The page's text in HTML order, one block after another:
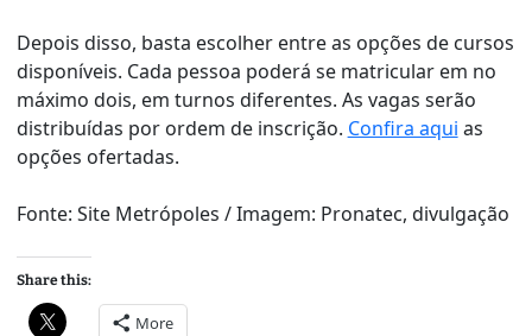
Depois disso, basta escolher entre as opções de cursos
disponíveis. Cada pessoa poderá se matricular em no
máximo dois, em turnos diferentes. As vagas serão
distribuídas por ordem de inscrição. Confira aqui as
opções ofertadas.
Fonte: Site Metrópoles / Imagem: Pronatec, divulgação
Share this:
More